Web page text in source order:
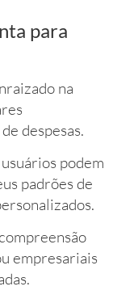
para
na
despesas.
podem
padrões de
empresariais